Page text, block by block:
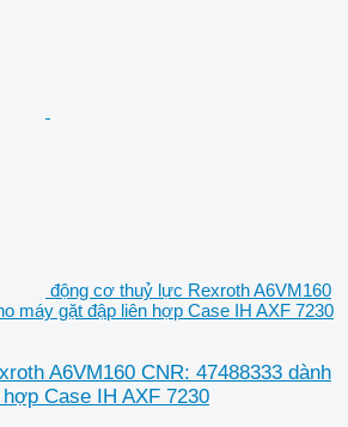
động cơ thuỷ lực Rexroth A6VM160
máy gặt đập liên hợp Case IH AXF 7230
A6VM160 CNR: 47488333 dành
Case IH AXF 7230